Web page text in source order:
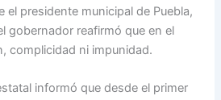
el presidente municipal de Puebla,
gobernador reafirmó que en el
complicidad ni impunidad.
informó que desde el primer